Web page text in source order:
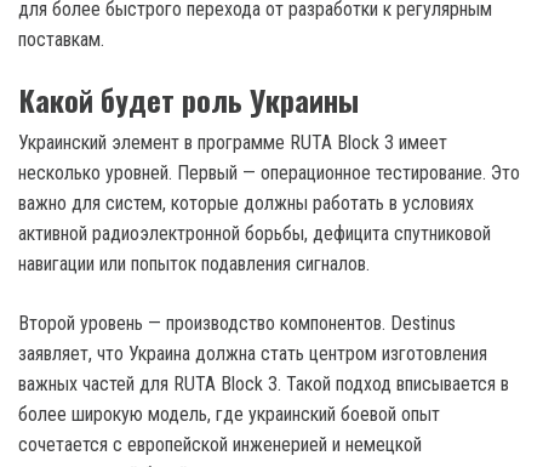
для более быстрого перехода от разработки к регулярным
поставкам.
Какой будет роль Украины
Украинский элемент в программе RUTA Block 3 имеет
несколько уровней. Первый — операционное тестирование. Это
важно для систем, которые должны работать в условиях
активной радиоэлектронной борьбы, дефицита спутниковой
навигации или попыток подавления сигналов.
Второй уровень — производство компонентов. Destinus
заявляет, что Украина должна стать центром изготовления
важных частей для RUTA Block 3. Такой подход вписывается в
более широкую модель, где украинский боевой опыт
сочетается с европейской инженерией и немецкой